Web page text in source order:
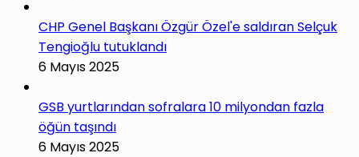
CHP Genel Başkanı Özgür Özel'e saldıran Selçuk
Tengioğlu tutuklandı
6 Mayıs 2025
GSB yurtlarından sofralara 10 milyondan fazla
öğün taşındı
6 Mayıs 2025